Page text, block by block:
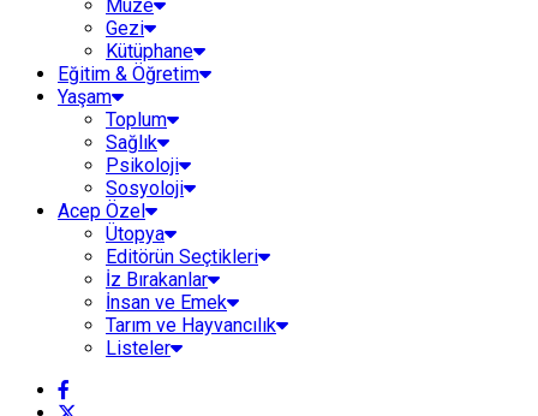
Müze
Gezi
Kütüphane
Eğitim & Öğretim
Yaşam
Toplum
Sağlık
Psikoloji
Sosyoloji
Acep Özel
Ütopya
Editörün Seçtikleri
İz Bırakanlar
İnsan ve Emek
Tarım ve Hayvancılık
Listeler